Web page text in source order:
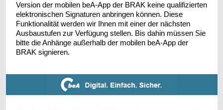
Version der mobilen beA-App der BRAK keine qualifizierten
elektronischen Signaturen anbringen können. Diese
Funktionalität werden wir Ihnen mit einer der nächsten
Ausbaustufen zur Verfügung stellen. Bis dahin müssen Sie
bitte die Anhänge außerhalb der mobilen beA-App der
BRAK signieren.